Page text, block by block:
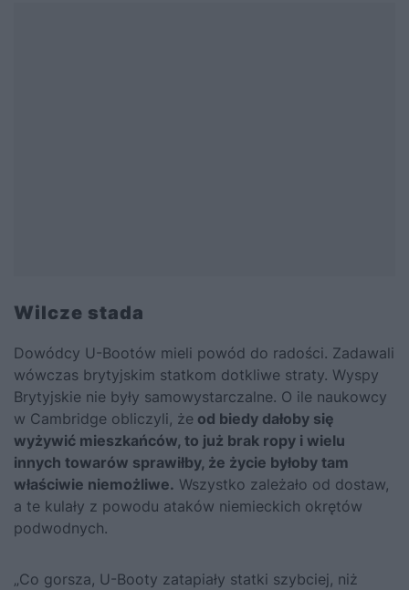
Wilcze stada
Dowódcy U-Bootów mieli powód do radości. Zadawali
wówczas brytyjskim statkom dotkliwe straty. Wyspy
Brytyjskie nie były samowystarczalne. O ile naukowcy
w Cambridge obliczyli, że od biedy dałoby się
wyżywić mieszkańców, to już brak ropy i wielu
innych towarów sprawiłby, że życie byłoby tam
właściwie niemożliwe. Wszystko zależało od dostaw,
a te kulały z powodu ataków niemieckich okrętów
podwodnych.
„Co gorsza, U-Booty zatapiały statki szybciej, niż